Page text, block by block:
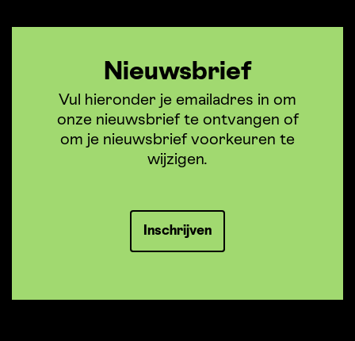
Nieuwsbrief
Vul hieronder je emailadres in om
onze nieuwsbrief te ontvangen of
om je nieuwsbrief voorkeuren te
wijzigen.
Inschrijven